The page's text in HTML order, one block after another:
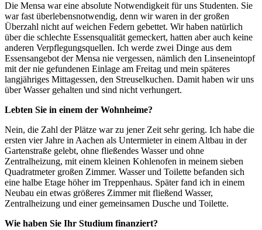
Die Mensa war eine absolute Notwendigkeit für uns Studenten. Sie
war fast überlebensnotwendig, denn wir waren in der großen
Überzahl nicht auf weichen Federn gebettet. Wir haben natürlich
über die schlechte Essensqualität gemeckert, hatten aber auch keine
anderen Verpflegungsquellen. Ich werde zwei Dinge aus dem
Essensangebot der Mensa nie vergessen, nämlich den Linseneintopf
mit der nie gefundenen Einlage am Freitag und mein späteres
langjähriges Mittagessen, den Streuselkuchen. Damit haben wir uns
über Wasser gehalten und sind nicht verhungert.
Lebten Sie in einem der Wohnheime?
Nein, die Zahl der Plätze war zu jener Zeit sehr gering. Ich habe die
ersten vier Jahre in Aachen als Untermieter in einem Altbau in der
Gartenstraße gelebt, ohne fließendes Wasser und ohne
Zentralheizung, mit einem kleinen Kohlenofen in meinem sieben
Quadratmeter großen Zimmer. Wasser und Toilette befanden sich
eine halbe Etage höher im Treppenhaus. Später fand ich in einem
Neubau ein etwas größeres Zimmer mit fließend Wasser,
Zentralheizung und einer gemeinsamen Dusche und Toilette.
Wie haben Sie Ihr Studium finanziert?